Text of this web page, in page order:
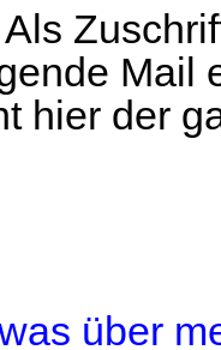
Als
Mail
hier der
über